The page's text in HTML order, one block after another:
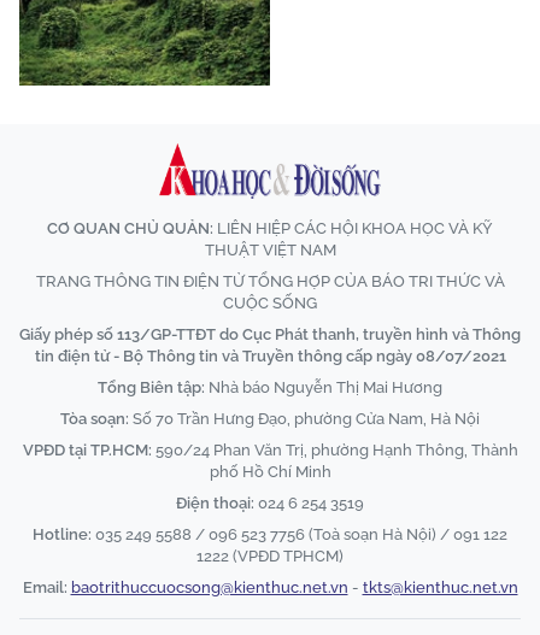
CƠ QUAN CHỦ QUẢN: LIÊN HIỆP CÁC HỘI KHOA HỌC VÀ KỸ
THUẬT VIỆT NAM
TRANG THÔNG TIN ĐIỆN TỬ TỔNG HỢP CỦA BÁO TRI THỨC VÀ
CUỘC SỐNG
Giấy phép số 113/GP-TTĐT do Cục Phát thanh, truyền hình và Thông
tin điện tử - Bộ Thông tin và Truyền thông cấp ngày 08/07/2021
Tổng Biên tập: Nhà báo Nguyễn Thị Mai Hương
Tòa soạn: Số 70 Trần Hưng Đạo, phường Cửa Nam, Hà Nội
VPĐD tại TP.HCM: 590/24 Phan Văn Trị, phường Hạnh Thông, Thành
phố Hồ Chí Minh
Điện thoại: 024 6 254 3519
Hotline: 035 249 5588 / 096 523 7756 (Toà soạn Hà Nội) / 091 122
1222 (VPĐD TPHCM)
Email: baotrithuccuocsong@kienthuc.net.vn - tkts@kienthuc.net.vn